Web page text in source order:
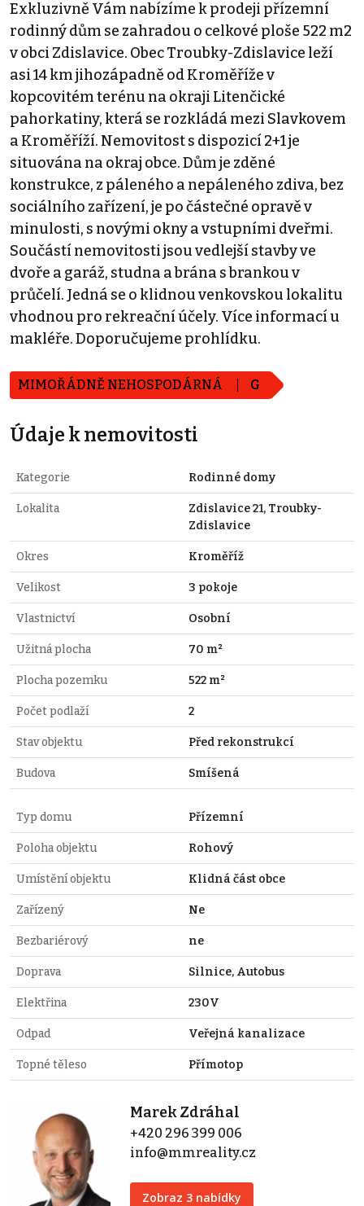
Exkluzivně Vám nabízíme k prodeji přízemní
rodinný dům se zahradou o celkové ploše 522 m2
v obci Zdislavice. Obec Troubky-Zdislavice leží
asi 14 km jihozápadně od Kroměříže v
kopcovitém terénu na okraji Litenčické
pahorkatiny, která se rozkládá mezi Slavkovem
a Kroměříží. Nemovitost s dispozicí 2+1 je
situována na okraj obce. Dům je zděné
konstrukce, z páleného a nepáleného zdiva, bez
sociálního zařízení, je po částečné opravě v
minulosti, s novými okny a vstupními dveřmi.
Součástí nemovitosti jsou vedlejší stavby ve
dvoře a garáž, studna a brána s brankou v
průčelí. Jedná se o klidnou venkovskou lokalitu
vhodnou pro rekreační účely. Více informací u
makléře. Doporučujeme prohlídku.
MIMOŘÁDNĚ NEHOSPODÁRNÁ G
Údaje k nemovitosti
Kategorie Rodinné domy
Lokalita
Zdislavice 21, Troubky-
Zdislavice
Okres Kroměříž
Velikost 3 pokoje
Vlastnictví Osobní
Užitná plocha 70 m²
Plocha pozemku 522 m²
Počet podlaží 2
Stav objektu Před rekonstrukcí
Budova Smíšená
Typ domu Přízemní
Poloha objektu Rohový
Umístění objektu Klidná část obce
Zařízený Ne
Bezbariérový ne
Doprava Silnice, Autobus
Elektřina 230V
Odpad Veřejná kanalizace
Topné těleso Přímotop
Marek Zdráhal
+420 296 399 006
info@mmreality.cz
Zobraz 3 nabídky